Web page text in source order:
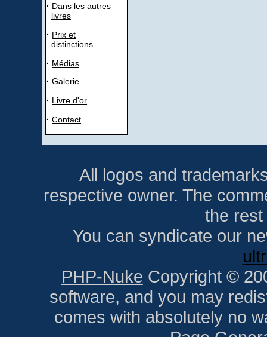
· Dans les autres
livres
· Prix et
distinctions
· Médias
· Galerie
· Livre d'or
· Contact
All logos and
respective owner. The
the
You can syndicate our
PHP-Nuke Copyright ©
software, and you may
comes with absolutely no